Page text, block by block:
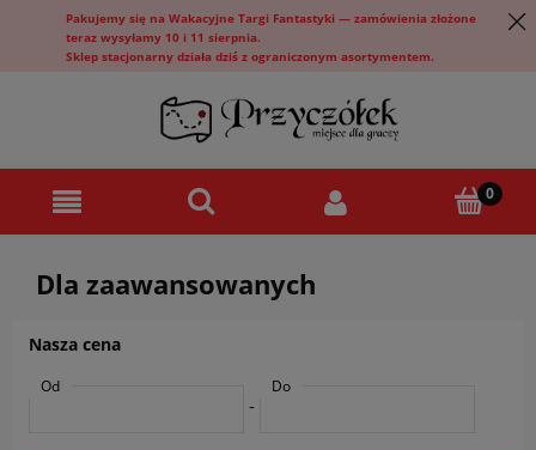
Pakujemy się na Wakacyjne Targi Fantastyki — zamówienia złożone
teraz wysyłamy 10 i 11 sierpnia.
Sklep stacjonarny działa dziś z ograniczonym asortymentem.
Dla zaawansowanych
Nasza cena
Od
-
Do